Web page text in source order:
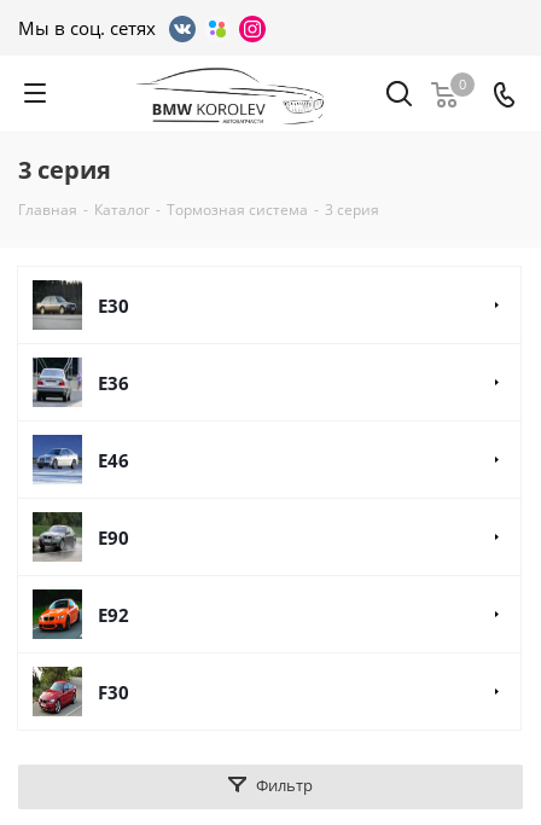
Мы в соц. сетях
0
3 серия
Главная - Каталог - Тормозная система - 3 серия
E30
E36
E46
E90
E92
F30
Фильтр